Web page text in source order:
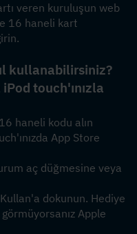
veren kuruluşun web
16 haneli kart
kullanabilirsiniz?
touch'ınızla
haneli kodu alın
App Store
aç düğmesine veya
dokunun. Hediye
Apple